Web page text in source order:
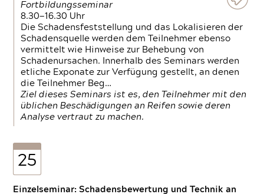
Fortbildungsseminar
8.30—16.30 Uhr
Die Schadensfeststellung und das Lokalisieren der
Schadensquelle werden dem Teilnehmer ebenso
vermittelt wie Hinweise zur Behebung von
Schadenursachen. Innerhalb des Seminars werden
etliche Exponate zur Verfügung gestellt, an denen
die Teilnehmer Beg…
Ziel dieses Seminars ist es, den Teilnehmer mit den
üblichen Beschädigungen an Reifen sowie deren
Analyse vertraut zu machen.
25
Einzelseminar: Schadensbewertung und Technik an